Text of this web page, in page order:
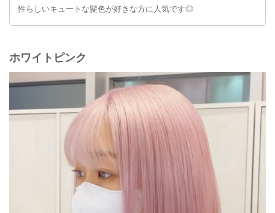
性らしいキュートな髪色が好きな方に人気です◎
ホワイトピンク